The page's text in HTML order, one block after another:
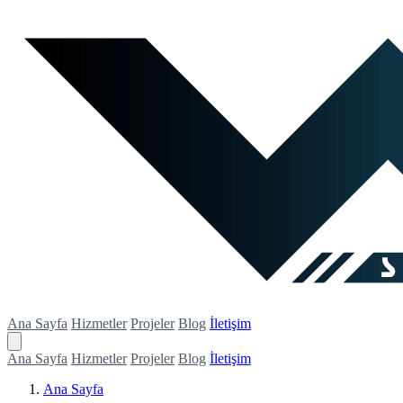
Ana Sayfa Hizmetler Projeler Blog İletişim
Ana Sayfa Hizmetler Projeler Blog İletişim
Ana Sayfa